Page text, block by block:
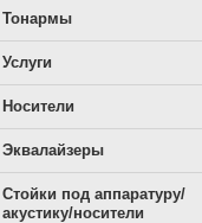
Тонармы
Услуги
Носители
Эквалайзеры
Стойки под аппаратуру/
акустику/носители